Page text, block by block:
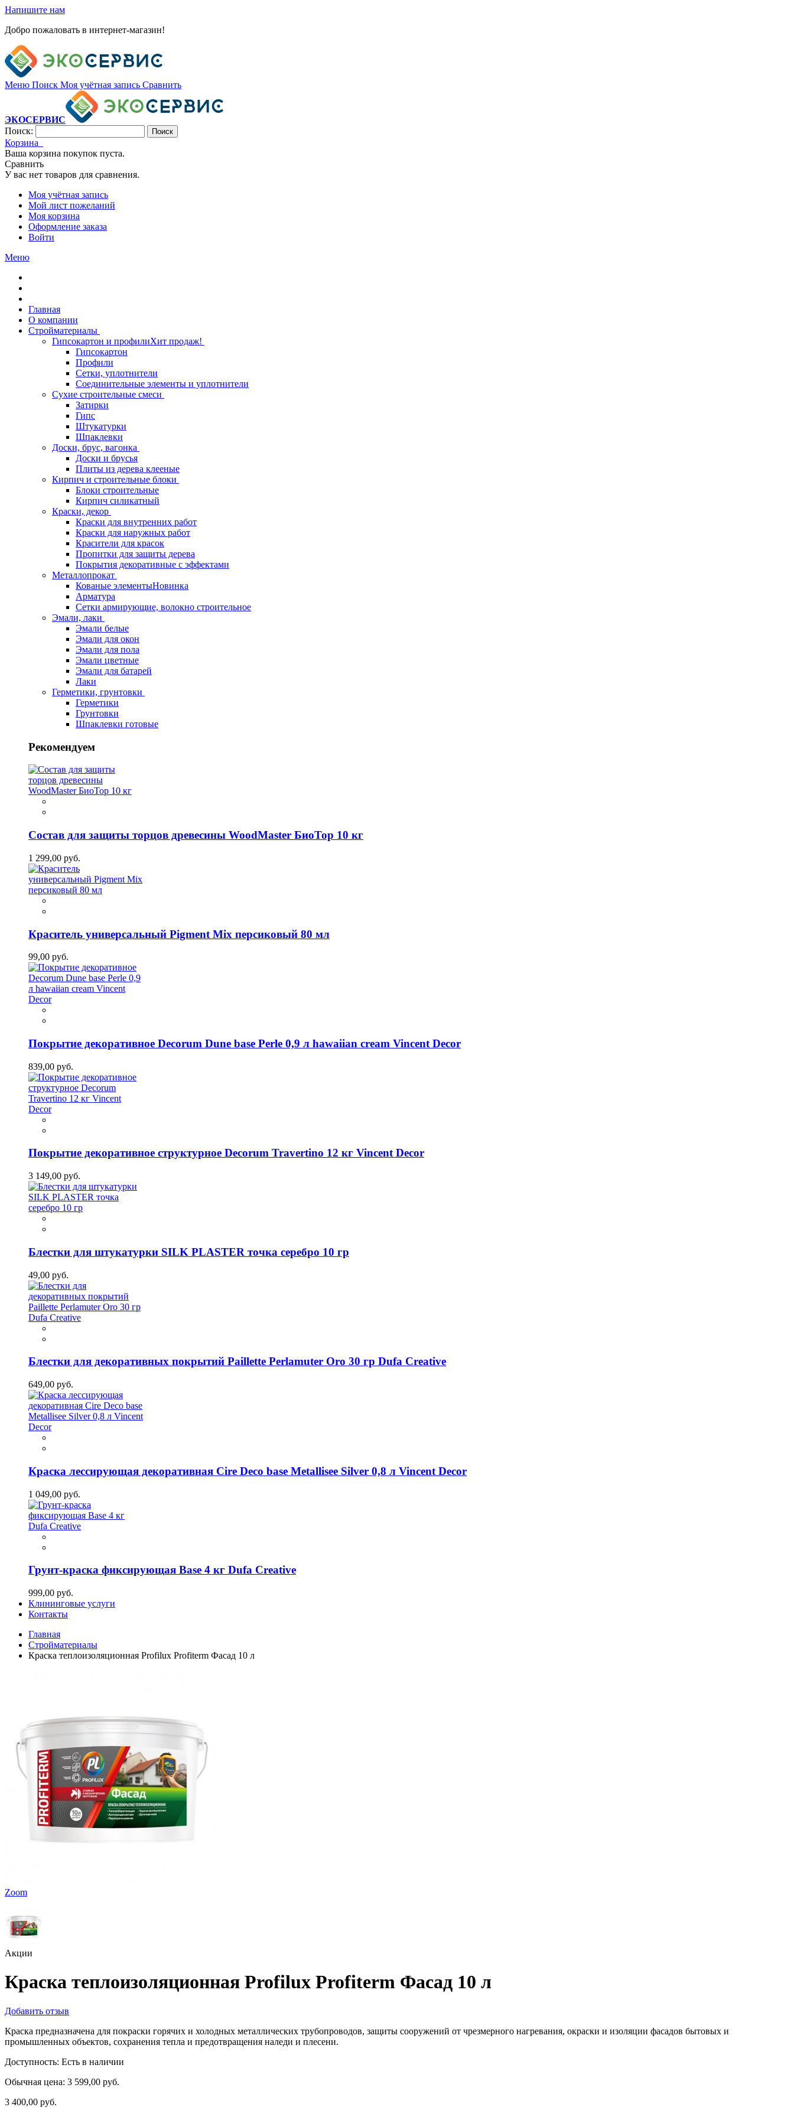
Напишите нам
Добро пожаловать в интернет-магазин!
Меню Поиск Моя учётная запись Сравнить
ЭКОСЕРВИС
Поиск:
Поиск
Корзина
Ваша корзина покупок пуста.
Сравнить
У вас нет товаров для сравнения.
Моя учётная запись
Мой лист пожеланий
Моя корзина
Оформление заказа
Войти
Меню
Главная
О компании
Стройматериалы
Гипсокартон и профилиХит продаж!
Гипсокартон
Профили
Сетки, уплотнители
Соединительные элементы и уплотнители
Сухие строительные смеси
Затирки
Гипс
Штукатурки
Шпаклевки
Доски, брус, вагонка
Доски и брусья
Плиты из дерева клееные
Кирпич и строительные блоки
Блоки строительные
Кирпич силикатный
Краски, декор
Краски для внутренних работ
Краски для наружных работ
Красители для красок
Пропитки для защиты дерева
Покрытия декоративные с эффектами
Металлопрокат
Кованые элементыНовинка
Арматура
Сетки армирующие, волокно строительное
Эмали, лаки
Эмали белые
Эмали для окон
Эмали для пола
Эмали цветные
Эмали для батарей
Лаки
Герметики, грунтовки
Герметики
Грунтовки
Шпаклевки готовые
Рекомендуем
Состав для защиты торцов древесины WoodMaster БиоТор 10 кг
1 299,00 руб.
Краситель универсальный Pigment Mix персиковый 80 мл
99,00 руб.
Покрытие декоративное Decorum Dune base Perle 0,9 л hawaiian cream Vincent Decor
839,00 руб.
Покрытие декоративное структурное Decorum Travertino 12 кг Vincent Decor
3 149,00 руб.
Блестки для штукатурки SILK PLASTER точка серебро 10 гр
49,00 руб.
Блестки для декоративных покрытий Paillette Perlamuter Oro 30 гр Dufa Creative
649,00 руб.
Краска лессирующая декоративная Cire Deco base Metallisee Silver 0,8 л Vincent Decor
1 049,00 руб.
Грунт-краска фиксирующая Base 4 кг Dufa Creative
999,00 руб.
Клининговые услуги
Контакты
Главная
Стройматериалы
Краска теплоизоляционная Profilux Profiterm Фасад 10 л
Zoom
Акции
Краска теплоизоляционная Profilux Profiterm Фасад 10 л
Добавить отзыв
Краска предназначена для покраски горячих и холодных металлических трубопроводов, защиты сооружений от чрезмерного нагревания, окраски и изоляции фасадов бытовых и
промышленных объектов, сохранения тепла и предотвращения наледи и плесени.
Доступность: Есть в наличии
Обычная цена: 3 599,00 руб.
3 400,00 руб.